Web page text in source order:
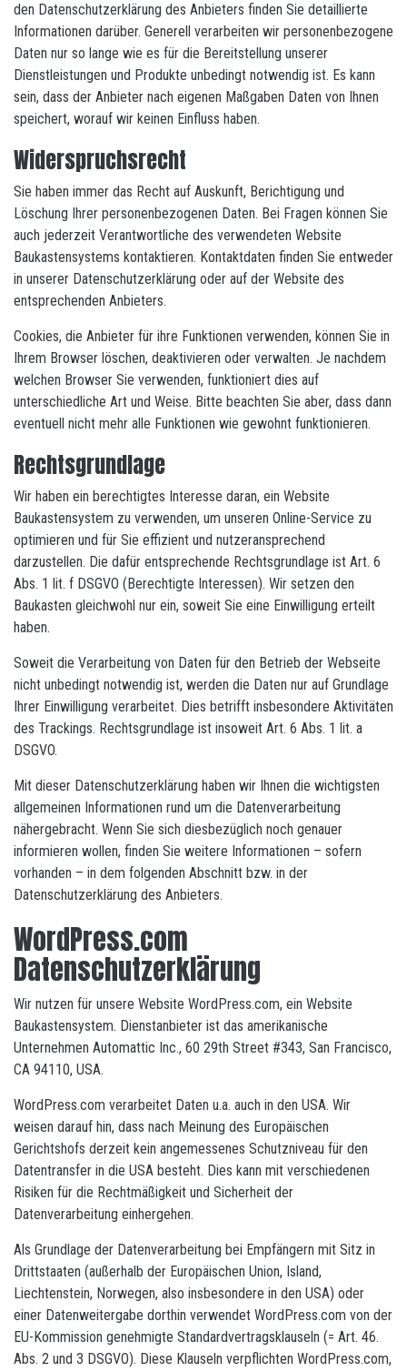
den Datenschutzerklärung des Anbieters finden Sie detaillierte
Informationen darüber. Generell verarbeiten wir personenbezogene
Daten nur so lange wie es für die Bereitstellung unserer
Dienstleistungen und Produkte unbedingt notwendig ist. Es kann
sein, dass der Anbieter nach eigenen Maßgaben Daten von Ihnen
speichert, worauf wir keinen Einfluss haben.
Widerspruchsrecht
Sie haben immer das Recht auf Auskunft, Berichtigung und
Löschung Ihrer personenbezogenen Daten. Bei Fragen können Sie
auch jederzeit Verantwortliche des verwendeten Website
Baukastensystems kontaktieren. Kontaktdaten finden Sie entweder
in unserer Datenschutzerklärung oder auf der Website des
entsprechenden Anbieters.
Cookies, die Anbieter für ihre Funktionen verwenden, können Sie in
Ihrem Browser löschen, deaktivieren oder verwalten. Je nachdem
welchen Browser Sie verwenden, funktioniert dies auf
unterschiedliche Art und Weise. Bitte beachten Sie aber, dass dann
eventuell nicht mehr alle Funktionen wie gewohnt funktionieren.
Rechtsgrundlage
Wir haben ein berechtigtes Interesse daran, ein Website
Baukastensystem zu verwenden, um unseren Online-Service zu
optimieren und für Sie effizient und nutzeransprechend
darzustellen. Die dafür entsprechende Rechtsgrundlage ist Art. 6
Abs. 1 lit. f DSGVO (Berechtigte Interessen). Wir setzen den
Baukasten gleichwohl nur ein, soweit Sie eine Einwilligung erteilt
haben.
Soweit die Verarbeitung von Daten für den Betrieb der Webseite
nicht unbedingt notwendig ist, werden die Daten nur auf Grundlage
Ihrer Einwilligung verarbeitet. Dies betrifft insbesondere Aktivitäten
des Trackings. Rechtsgrundlage ist insoweit Art. 6 Abs. 1 lit. a
DSGVO.
Mit dieser Datenschutzerklärung haben wir Ihnen die wichtigsten
allgemeinen Informationen rund um die Datenverarbeitung
nähergebracht. Wenn Sie sich diesbezüglich noch genauer
informieren wollen, finden Sie weitere Informationen – sofern
vorhanden – in dem folgenden Abschnitt bzw. in der
Datenschutzerklärung des Anbieters.
WordPress.com
Datenschutzerklärung
Wir nutzen für unsere Website WordPress.com, ein Website
Baukastensystem. Dienstanbieter ist das amerikanische
Unternehmen Automattic Inc., 60 29th Street #343, San Francisco,
CA 94110, USA.
WordPress.com verarbeitet Daten u.a. auch in den USA. Wir
weisen darauf hin, dass nach Meinung des Europäischen
Gerichtshofs derzeit kein angemessenes Schutzniveau für den
Datentransfer in die USA besteht. Dies kann mit verschiedenen
Risiken für die Rechtmäßigkeit und Sicherheit der
Datenverarbeitung einhergehen.
Als Grundlage der Datenverarbeitung bei Empfängern mit Sitz in
Drittstaaten (außerhalb der Europäischen Union, Island,
Liechtenstein, Norwegen, also insbesondere in den USA) oder
einer Datenweitergabe dorthin verwendet WordPress.com von der
EU-Kommission genehmigte Standardvertragsklauseln (= Art. 46.
Abs. 2 und 3 DSGVO). Diese Klauseln verpflichten WordPress.com,